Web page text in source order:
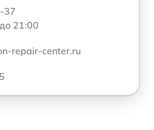
37
21:00
repair-center.ru